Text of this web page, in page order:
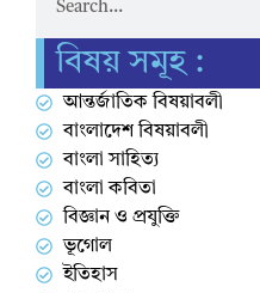
বিষয় সমূহ :
আন্তর্জাতিক বিষয়াবলী
বাংলাদেশ বিষয়াবলী
বাংলা সাহিত্য
বাংলা কবিতা
বিজ্ঞান ও প্রযুক্তি
ভূগোল
ইতিহাস